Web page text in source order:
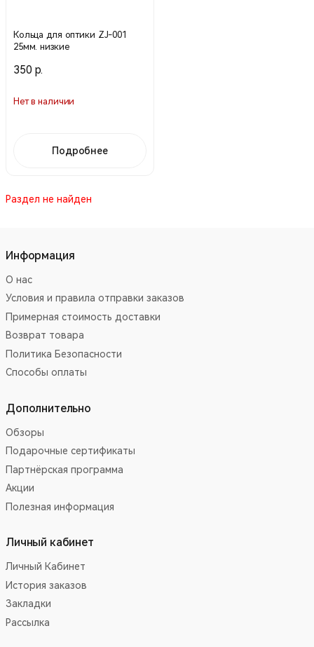
Кольца для оптики ZJ-001
25мм. низкие
350 р.
Нет в наличии
Подробнее
Раздел не найден
Информация
О нас
Условия и правила отправки заказов
Примерная стоимость доставки
Возврат товара
Политика Безопасности
Способы оплаты
Дополнительно
Обзоры
Подарочные сертификаты
Партнёрская программа
Акции
Полезная информация
Личный кабинет
Личный Кабинет
История заказов
Закладки
Рассылка